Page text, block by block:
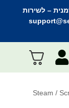
– לשירות
Steam /